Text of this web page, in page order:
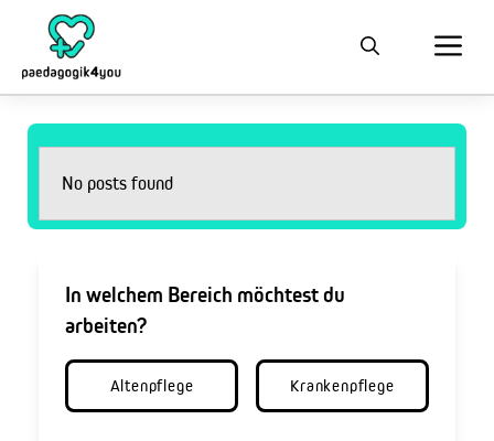
No posts found
In welchem Bereich möchtest du
arbeiten?
Altenpflege Krankenpflege